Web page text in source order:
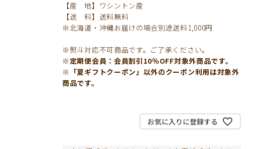
【産 地】ワシントン産
【送 料】送料無料
※北海道・沖縄お届けの場合別途送料1,000円
※熨斗対応不可商品です。ご了承ください。
※定期便会員：会員割引10％OFF対象外商品です。
※「夏ギフトクーポン」以外のクーポン利用は対象外
商品です。
お気に入りに登録する